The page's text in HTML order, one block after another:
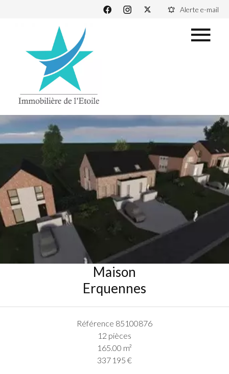
Alerte e-mail
Maison
Erquennes
Référence 85100876
12 pièces
165.00 m²
337 195 €